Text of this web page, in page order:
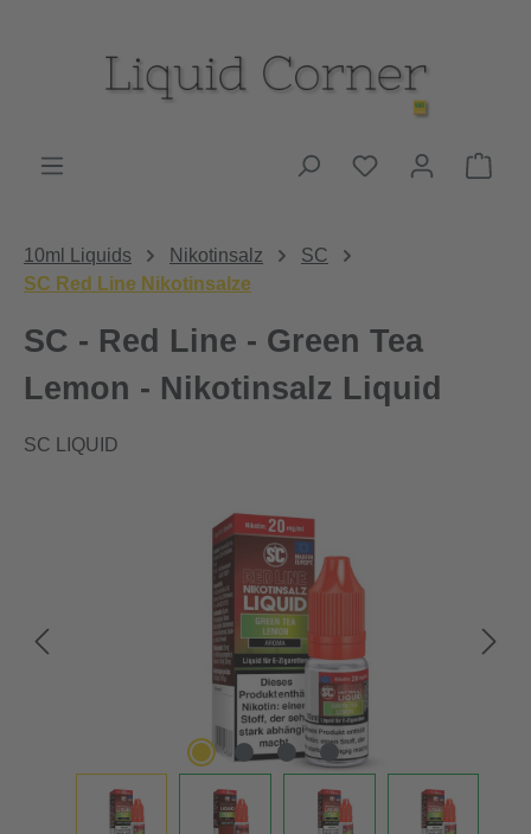
Du hast 0
10ml Liquids Nikotinsalz
SC
SC Red Line Nikotinsalze
SC - Red Line - Green Tea
Lemon - Nikotinsalz Liquid
SC LIQUID
Bildergalerie überspringen